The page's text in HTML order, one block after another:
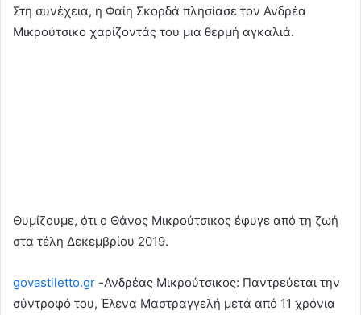
Στη συνέχεια, η Φαίη Σκορδά πλησίασε τον Ανδρέα
Μικρούτσικο χαρίζοντάς του μια θερμή αγκαλιά.
Θυμίζουμε, ότι ο Θάνος Μικρούτσικος έφυγε από τη ζωή
στα τέλη Δεκεμβρίου 2019.
govastiletto.gr -Ανδρέας Μικρούτσικος: Παντρεύεται την
σύντροφό του, Έλενα Μαστραγγελή μετά από 11 χρόνια